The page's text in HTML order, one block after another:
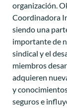
organización.
Coordinadora
siendo una
importante de
sindical y el
miembros
adquieren
y
seguros e